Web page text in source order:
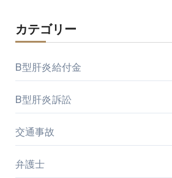
カテゴリー
B型肝炎給付金
B型肝炎訴訟
交通事故
弁護士